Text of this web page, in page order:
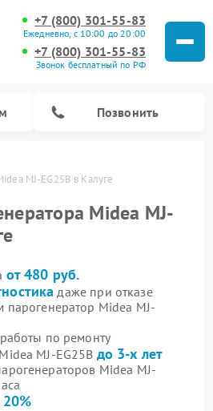
+7 (800) 301-55-83
Ежедневно, с 10:00 до 20:00
+7 (800) 301-55-83
Звонок бесплатный по РФ
Позвонить
MJ-EG25B в Калуге
Midea MJ-
от 480 руб.
даже при отказе
парогенератор Midea MJ-
по ремонту
MJ-EG25B до 3-х лет
Midea MJ-
20%